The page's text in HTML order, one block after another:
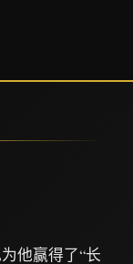
他赢得了“长